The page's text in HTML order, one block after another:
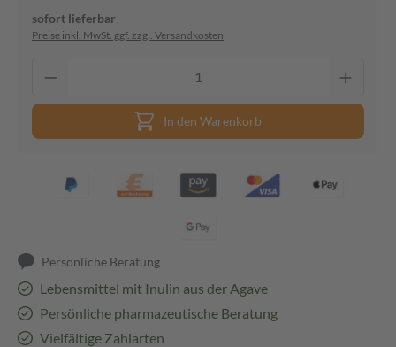
sofort lieferbar
Preise inkl. MwSt. ggf. zzgl. Versandkosten
In den Warenkorb
Persönliche Beratung
Lebensmittel mit Inulin aus der Agave
Persönliche pharmazeutische Beratung
Vielfältige Zahlarten